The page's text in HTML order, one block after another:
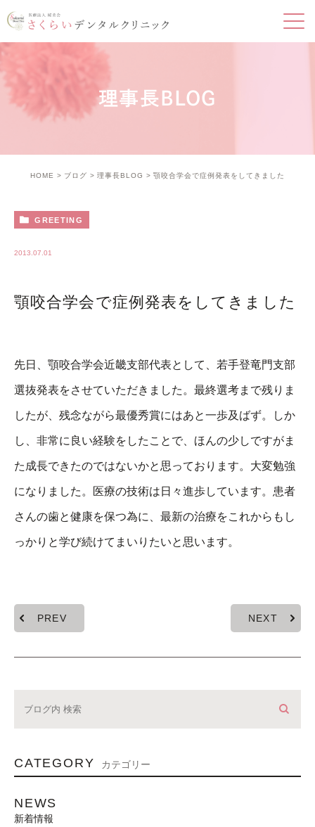
理事長BLOG
HOME ブログ 理事長BLOG 顎咬合学会で症例発表をしてきました
GREETING
2013.07.01
顎咬合学会で症例発表をしてきました
先日、顎咬合学会近畿支部代表として、若手登竜門支部
選抜発表をさせていただきました。最終選考まで残りま
したが、残念ながら最優秀賞にはあと一歩及ばず。しか
し、非常に良い経験をしたことで、ほんの少しですがま
た成長できたのではないかと思っております。大変勉強
になりました。医療の技術は日々進歩しています。患者
さんの歯と健康を保つ為に、最新の治療をこれからもし
っかりと学び続けてまいりたいと思います。
PREV NEXT
CATEGORY カテゴリー
NEWS
新着情報